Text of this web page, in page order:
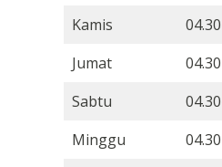
Kamis
Jumat
Sabtu
Minggu